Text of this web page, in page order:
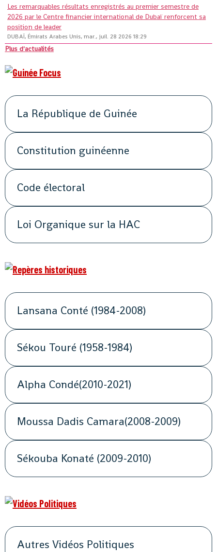
Les remarquables résultats enregistrés au premier semestre de
2026 par le Centre financier international de Dubaï renforcent sa
position de leader
DUBAÏ, Émirats Arabes Unis, mar., juil. 28 2026 18:29
Plus d'actualités
La République de Guinée
Constitution guinéenne
Code électoral
Loi Organique sur la HAC
Lansana Conté (1984-2008)
Sékou Touré (1958-1984)
Alpha Condé(2010-2021)
Moussa Dadis Camara(2008-2009)
Sékouba Konaté (2009-2010)
Autres Vidéos Politiques